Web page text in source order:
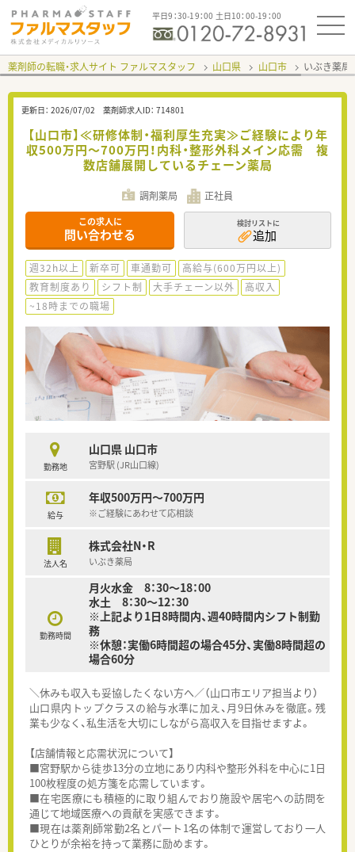
平日9：30-19：00 土日10：00-19：00
薬剤師の転職・求人サイト ファルマスタッフ 山口県 山口市 いぶき薬局
更新日： 2026/07/02 薬剤師求人ID： 714801
【山口市】≪研修体制・福利厚生充実≫ご経験により年
収500万円～700万円！内科・整形外科メイン応需 複
数店舗展開しているチェーン薬局
調剤薬局 正社員
この求人に
問い合わせる
検討リストに
追加
週32h以上 新卒可 車通勤可
高給与(600万円以上)
教育制度あり
シフト制 大手チェーン以外
高収入
~18時までの職場
勤務地
山口県 山口市
宮野駅 (JR山口線)
給与
年収500万円～700万円
※ご経験にあわせて応相談
法人名
株式会社N・R
いぶき薬局
勤務時間
月火水金 8：30～18：00
水土 8：30～12：30
※上記より1日8時間内、週40時間内シフト制勤
務
※休憩：実働6時間超の場合45分、実働8時間超の
場合60分
＼休みも収入も妥協したくない方へ／（山口市エリア担当より）
山口県内トップクラスの給与水準に加え、月9日休みを徹底。残
業も少なく、私生活を大切にしながら高収入を目指せますよ。
【店舗情報と応需状況について】
■宮野駅から徒歩13分の立地にあり内科や整形外科を中心に1日
100枚程度の処方箋を応需しています。
■在宅医療にも積極的に取り組んでおり施設や居宅への訪問を
通じて地域医療への貢献を実感できます。
■現在は薬剤師常勤2名とパート1名の体制で運営しており一人
ひとりが余裕を持って業務に励めます。